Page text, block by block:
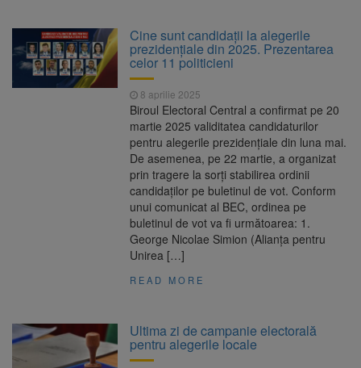
Cine sunt candidații la alegerile
prezidențiale din 2025. Prezentarea
celor 11 politicieni
8 aprilie 2025
Biroul Electoral Central a confirmat pe 20
martie 2025 validitatea candidaturilor
pentru alegerile prezidențiale din luna mai.
De asemenea, pe 22 martie, a organizat
prin tragere la sorți stabilirea ordinii
candidaților pe buletinul de vot. Conform
unui comunicat al BEC, ordinea pe
buletinul de vot va fi următoarea: 1.
George Nicolae Simion (Alianța pentru
Unirea […]
READ MORE
Ultima zi de campanie electorală
pentru alegerile locale